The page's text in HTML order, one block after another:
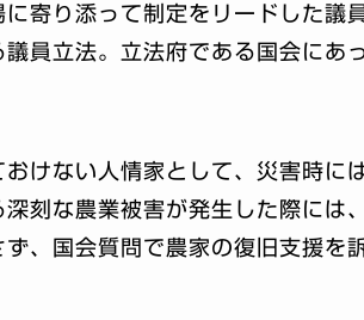
寄り添って制定をリードした議
員立法。立法府である国会にあ
おけない人情家として、災害時に
刻な農業被害が発生した際には
ず、国会質問で農家の復旧支援